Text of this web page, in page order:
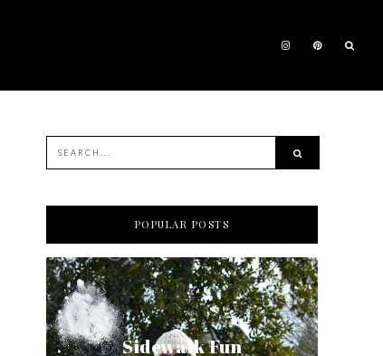
POPULAR POSTS
Sidewalk Fun